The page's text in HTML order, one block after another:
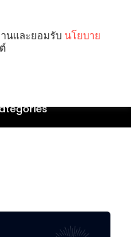
นและยอมรับ นโยบาย